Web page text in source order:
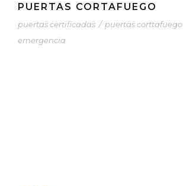
PUERTAS CORTAFUEGO
puertas certificadas / puertas corttafuego
emergencia